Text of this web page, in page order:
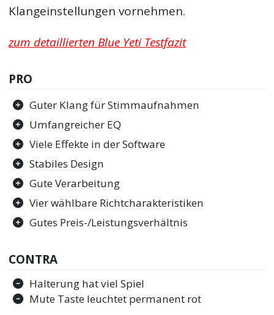
Klangeinstellungen vornehmen.
zum detaillierten Blue Yeti Testfazit
PRO
Guter Klang für Stimmaufnahmen
Umfangreicher EQ
Viele Effekte in der Software
Stabiles Design
Gute Verarbeitung
Vier wählbare Richtcharakteristiken
Gutes Preis-/Leistungsverhältnis
CONTRA
Halterung hat viel Spiel
Mute Taste leuchtet permanent rot